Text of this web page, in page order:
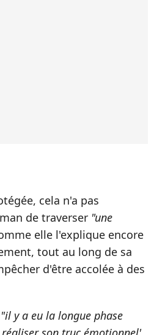
cela n'a pas
de traverser "une
elle l'explique encore
tout au long de sa
d'être accolée à des
"il y a eu la longue phase